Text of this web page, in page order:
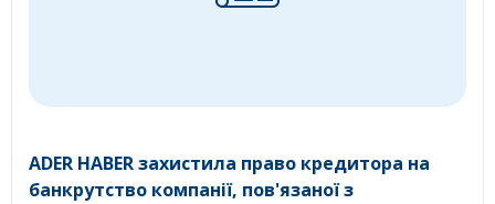
ADER HABER захистила право кредитора на
банкрутство компанії, пов'язаної з